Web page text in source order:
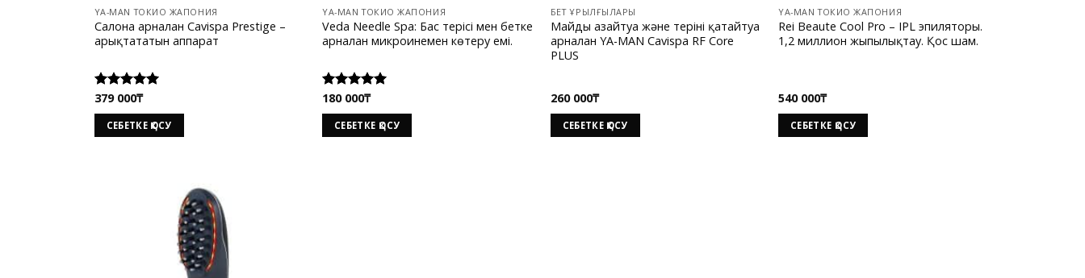
YA-MAN ТОКИО ЖАПОНИЯ
Салонға арналған Cavispa Prestige –
арықтататын аппарат
Rated5.00
out of 5
379 000₸
СЕБЕТКЕ ҚОСУ
YA-MAN ТОКИО ЖАПОНИЯ
Veda Needle Spa: Бас терісі мен бетке
арналған микроинемен көтеру емі.
Rated5.00
out of 5
180 000₸
СЕБЕТКЕ ҚОСУ
БЕТ ҚҰРЫЛҒЫЛАРЫ
Майды азайтуға және теріні қатайтуға
арналған YA-MAN Cavispa RF Core
PLUS
260 000₸
СЕБЕТКЕ ҚОСУ
YA-MAN ТОКИО ЖАПОНИЯ
Rei Beaute Cool Pro – IPL эпиляторы.
1,2 миллион жыпылықтау. Қос шам.
540 000₸
СЕБЕТКЕ ҚОСУ